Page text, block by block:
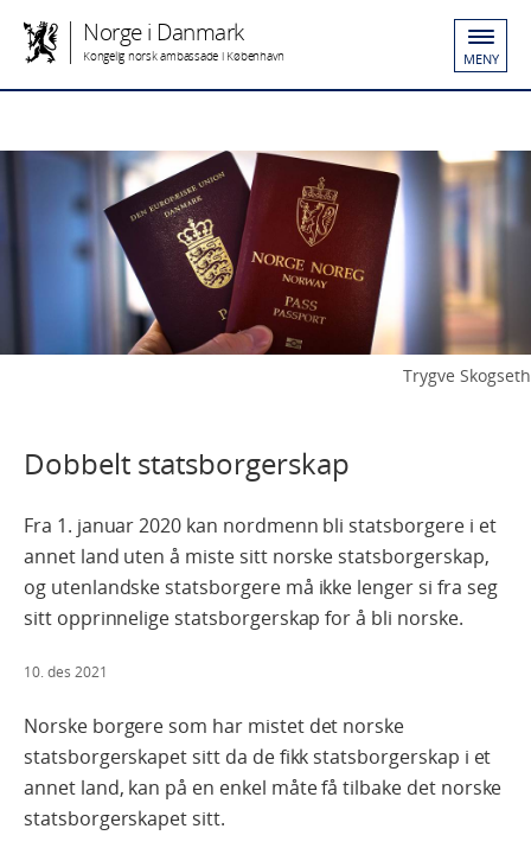
Norge i Danmark
Kongelig norsk ambassade i København MENY
Trygve Skogseth
Dobbelt statsborgerskap
Fra 1. januar 2020 kan nordmenn bli statsborgere i et
annet land uten å miste sitt norske statsborgerskap,
og utenlandske statsborgere må ikke lenger si fra seg
sitt opprinnelige statsborgerskap for å bli norske.
10. des 2021
Norske borgere som har mistet det norske
statsborgerskapet sitt da de fikk statsborgerskap i et
annet land, kan på en enkel måte få tilbake det norske
statsborgerskapet sitt.